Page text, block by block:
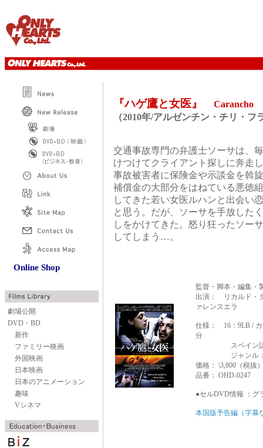
Online Shop
劇場公開
DVD・BD
新作
ファミリー映画
外国映画
日本映画
日本のアニメーション
趣味
Vシネマ
『ハゲ鷹と女医』
Carancho
（2010年/アルゼンチン・チリ・フ
交通事故専門の弁護士ソーサは、
けつけてクライアント探しに奔走
事故被害者に保険金や示談金を斡
補償金の大部分をはねている悪徳
してきた若い女医ルハンと出会い
と思う。だが、ソーサを手放した
しをかけてきた。怒り狂ったソー
してしまう…。
監督・脚本・編集・
出演： リカルド
ァレンスエラ
仕様： 16：9LB / カ
分
スペイン語 /
ジャンル： 外
価格： \3,800（税抜
品番： OHD-0247
●セルDVD情報 ： グ
本国版予告編（字幕